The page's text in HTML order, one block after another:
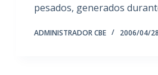
pesados, generados
ADMINISTRADOR CBE 2006/04/28